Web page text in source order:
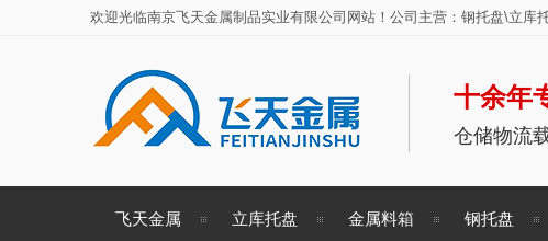
欢迎光临南京飞天金属制品实业有限公司网站！公司主营：钢托盘\立库
十余年
仓储物流
飞天金属 立库托盘 金属料箱 钢托盘